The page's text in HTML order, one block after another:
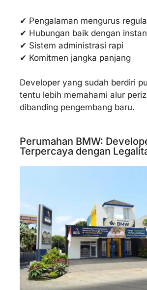
✔ Pengalaman mengurus
✔ Hubungan baik dengan
✔ Sistem administrasi rapi
✔ Komitmen jangka panjang
Developer yang sudah berdiri
tentu lebih memahami alur
dibanding pengembang baru.
Perumahan BMW:
Terpercaya dengan